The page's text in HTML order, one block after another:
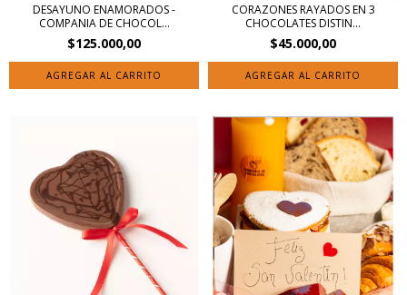
DESAYUNO ENAMORADOS -
COMPANIA DE CHOCOL...
$125.000,00
AGREGAR AL CARRITO
CORAZONES RAYADOS EN 3
CHOCOLATES DISTIN...
$45.000,00